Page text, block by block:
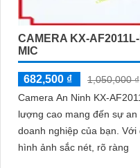
CAMERA KX-
MIC
682,500 ₫
1,050,000 ₫
Camera An Ninh KX-
lượng cao mang đến sự
doanh nghiệp của bạn. Với độ phân giải Full HD, camera cho
hình ảnh sắc nét, rõ ràng